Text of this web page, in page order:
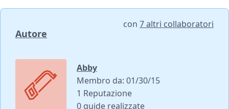
Autore
con 7 altri collaboratori
Abby
Membro da: 01/30/15
1 Reputazione
0 guide realizzate